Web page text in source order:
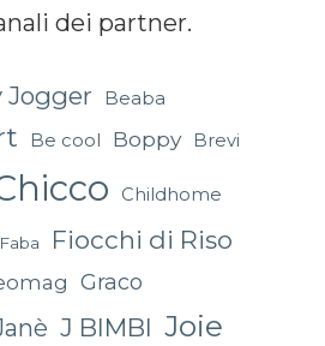
dei partner.
Jogger Beaba
Be cool Boppy Brevi
Childhome
Faba Fiocchi di Riso
Graco
J BIMBI Joie